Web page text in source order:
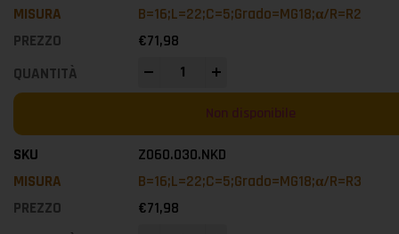
B=16;L=22;C=5;Grado=MG18;α/R=R2
€71,98
Non disponibile
Z060.030.NKD
B=16;L=22;C=5;Grado=MG18;α/R=R3
€71,98